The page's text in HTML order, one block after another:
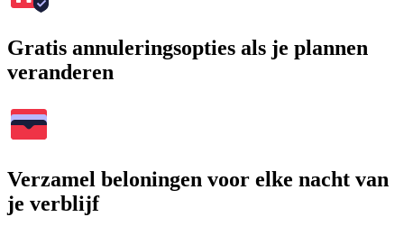
Gratis annuleringsopties als je plannen
veranderen
Verzamel beloningen voor elke nacht van
je verblijf